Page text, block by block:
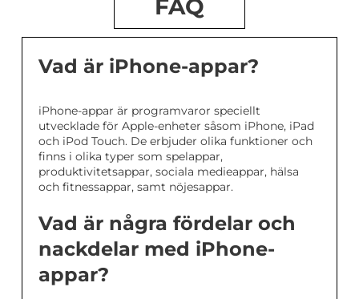
FAQ
Vad är iPhone-appar?
iPhone-appar är programvaror speciellt
utvecklade för Apple-enheter såsom iPhone, iPad
och iPod Touch. De erbjuder olika funktioner och
finns i olika typer som spelappar,
produktivitetsappar, sociala medieappar, hälsa
och fitnessappar, samt nöjesappar.
Vad är några fördelar och
nackdelar med iPhone-
appar?